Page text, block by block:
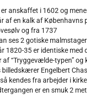
anskaffet i 1602 og
af en kalk af Københavns
og fra 1737
ses 2 gotiske
1820-35 er identiske
“Tryggevælde-typen”
Engelbert
kendes fra arbejder i
er en smuk 2